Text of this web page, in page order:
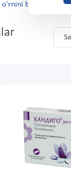
bosuvchilar